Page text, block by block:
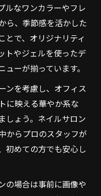
ルなワンカラーやフレ
ら、季節感を活かした
とで、オリジナリティ
トやジェルを使ったデ
ーが揃っています。
ンを考慮し、オフィス
に映える華やか系な
しょう。ネイルサロン
からプロのスタッフが
初めての方でも安心し
の場合は事前に画像や